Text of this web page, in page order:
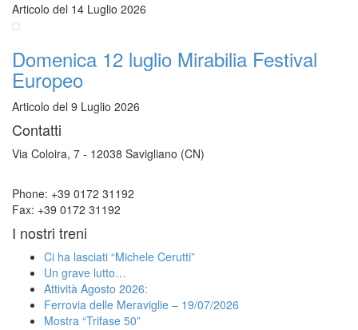
Articolo del 14 Luglio 2026
Domenica 12 luglio Mirabilia Festival
Europeo
Articolo del 9 Luglio 2026
Contatti
Via Coloira, 7 - 12038 Savigliano (CN)
Phone: +39 0172 31192
Fax: +39 0172 31192
I nostri treni
Ci ha lasciati “Michele Cerutti”
Un grave lutto…
Attività Agosto 2026:
Ferrovia delle Meraviglie – 19/07/2026
Mostra “Trifase 50”